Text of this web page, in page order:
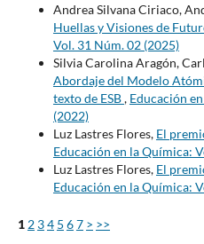
Andrea Silvana Ciriaco,
Huellas y Visiones de
Vol. 31 Núm. 02 (2025)
Silvia Carolina Aragón,
Abordaje del Modelo
texto de ESB, Educación
(2022)
Luz Lastres Flores, El
Educación en la Química:
Luz Lastres Flores, El
Educación en la Química:
1 2 34 5 67 > >>